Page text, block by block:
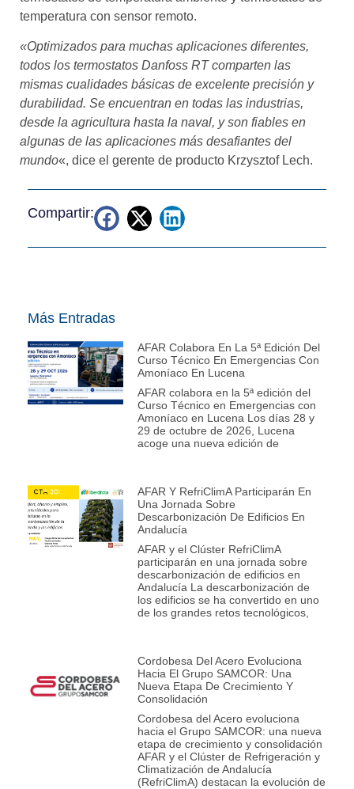
temperatura con sensor remoto.
«Optimizados para muchas aplicaciones diferentes,
todos los termostatos Danfoss RT comparten las
mismas cualidades básicas de excelente precisión y
durabilidad. Se encuentran en todas las industrias,
desde la agricultura hasta la naval, y son fiables en
algunas de las aplicaciones más desafiantes del
mundo«, dice el gerente de producto Krzysztof Lech.
Compartir:
Más Entradas
AFAR Colabora En La 5ª Edición Del
Curso Técnico En Emergencias Con
Amoníaco En Lucena
AFAR colabora en la 5ª edición del
Curso Técnico en Emergencias con
Amoníaco en Lucena Los días 28 y
29 de octubre de 2026, Lucena
acoge una nueva edición de
AFAR Y RefriClimA Participarán En
Una Jornada Sobre
Descarbonización De Edificios En
Andalucía
AFAR y el Clúster RefriClimA
participarán en una jornada sobre
descarbonización de edificios en
Andalucía La descarbonización de
los edificios se ha convertido en uno
de los grandes retos tecnológicos,
Cordobesa Del Acero Evoluciona
Hacia El Grupo SAMCOR: Una
Nueva Etapa De Crecimiento Y
Consolidación
Cordobesa del Acero evoluciona
hacia el Grupo SAMCOR: una nueva
etapa de crecimiento y consolidación
AFAR y el Clúster de Refrigeración y
Climatización de Andalucía
(RefriClimA) destacan la evolución de